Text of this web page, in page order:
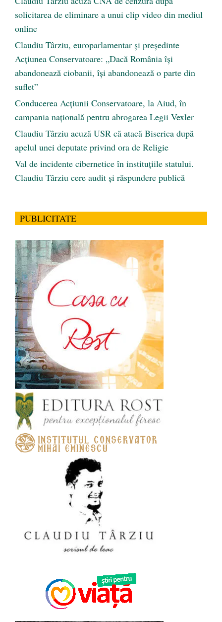
solicitarea de eliminare a unui clip video din mediul
online
Claudiu Târziu, europarlamentar și președinte
Acțiunea Conservatoare: „Dacă România își
abandonează ciobanii, își abandonează o parte din
suflet”
Conducerea Acțiunii Conservatoare, la Aiud, în
campania națională pentru abrogarea Legii Vexler
Claudiu Târziu acuză USR că atacă Biserica după
apelul unei deputate privind ora de Religie
Val de incidente cibernetice în instituțiile statului.
Claudiu Târziu cere audit și răspundere publică
PUBLICITATE